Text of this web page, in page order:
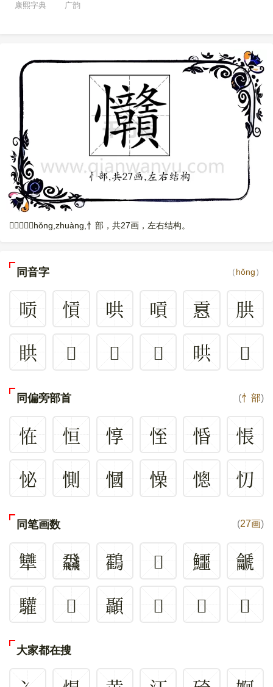
康熙字典 广韵
𢦅，读音是hǒng,zhuàng,忄部，共27画，左右结构。
同音字 （hǒng）
唝 愩 哄 嗊 慐
㬴
䀧
𣽝 𩒓 𩕆 晎 𢗵
同偏旁部首 (忄部)
恠 恒 惇 恎 惛
悵
怭
惻 慖 懆 憁 忉
同笔画数 (27画)
犫 飝 鸖 𡬎 鱷
䶵
驩
𤼢 顳 𢌕 𩏷 𤅹
大家都在搜